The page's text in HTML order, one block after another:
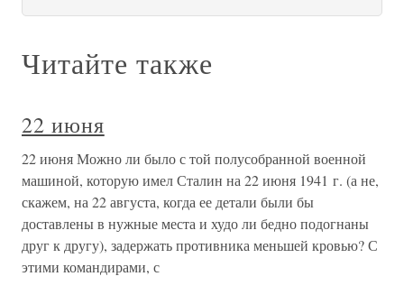
Читайте также
22 июня
22 июня Можно ли было с той полусобранной военной
машиной, которую имел Сталин на 22 июня 1941 г. (а не,
скажем, на 22 августа, когда ее детали были бы
доставлены в нужные места и худо ли бедно подогнаны
друг к другу), задержать противника меньшей кровью? С
этими командирами, с